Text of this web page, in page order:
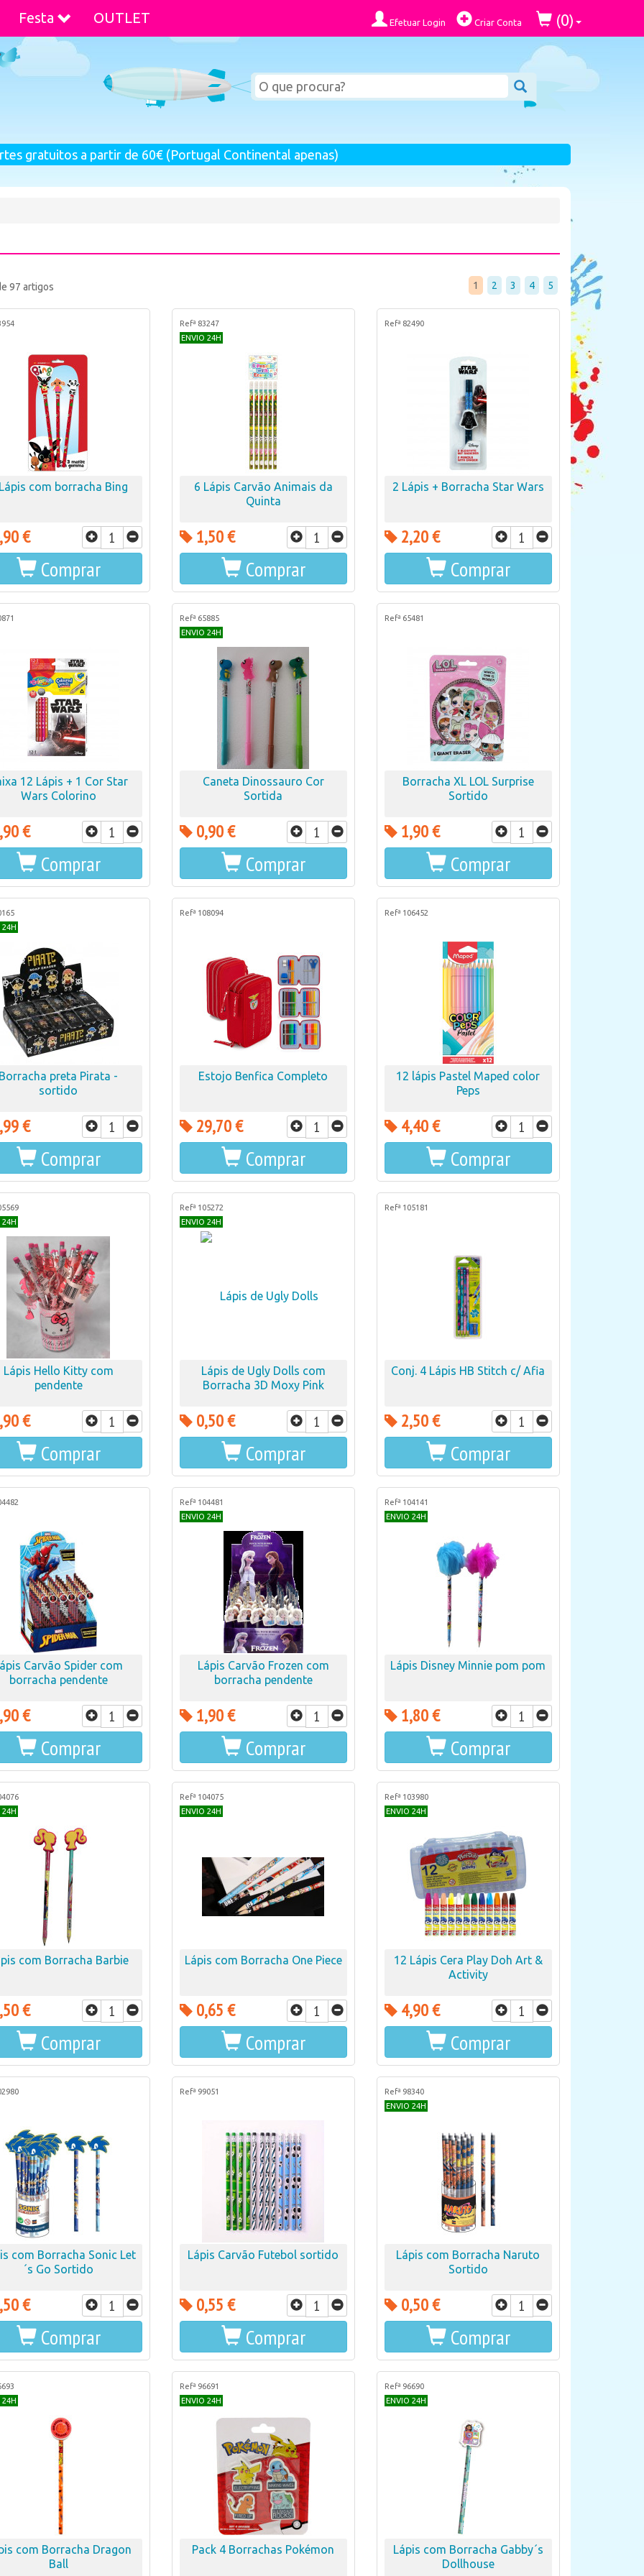
Festa OUTLET Efetuar Login Criar Conta (0)
gratuitos a partir de 60€ (Portugal Continental apenas)
97 artigos 1 2 3 4 5
com borracha Bing
€
Comprar
Refª 83247
ENVIO 24H
6 Lápis Carvão Animais da
Quinta
1,50 €
Comprar
Refª 82490
2 Lápis + Borracha Star Wars
2,20 €
Comprar
12 Lápis + 1 Cor Star
Wars Colorino
€
Comprar
Refª 65885
ENVIO 24H
Caneta Dinossauro Cor
Sortida
0,90 €
Comprar
Refª 65481
Borracha XL LOL Surprise
Sortido
1,90 €
Comprar
24H
Borracha preta Pirata -
sortido
€
Comprar
Refª 108094
Estojo Benfica Completo
29,70 €
Comprar
Refª 106452
12 lápis Pastel Maped color
Peps
4,40 €
Comprar
24H
Lápis Hello Kitty com
pendente
€
Comprar
Refª 105272
ENVIO 24H
Lápis de Ugly Dolls com
Borracha 3D Moxy Pink
0,50 €
Comprar
Refª 105181
Conj. 4 Lápis HB Stitch c/ Afia
2,50 €
Comprar
Carvão Spider com
borracha pendente
€
Comprar
Refª 104481
ENVIO 24H
Lápis Carvão Frozen com
borracha pendente
1,90 €
Comprar
Refª 104141
ENVIO 24H
Lápis Disney Minnie pom pom
1,80 €
Comprar
24H
com Borracha Barbie
€
Comprar
Refª 104075
ENVIO 24H
Lápis com Borracha One Piece
0,65 €
Comprar
Refª 103980
ENVIO 24H
12 Lápis Cera Play Doh Art &
Activity
4,90 €
Comprar
com Borracha Sonic Let
´s Go Sortido
€
Comprar
Refª 99051
Lápis Carvão Futebol sortido
0,55 €
Comprar
Refª 98340
ENVIO 24H
Lápis com Borracha Naruto
Sortido
0,50 €
Comprar
24H
com Borracha Dragon
Ball
Refª 96691
ENVIO 24H
Pack 4 Borrachas Pokémon
Refª 96690
ENVIO 24H
Lápis com Borracha Gabby´s
Dollhouse